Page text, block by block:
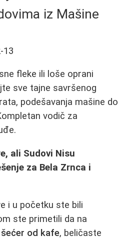
iz Mašine
13
fleke ili loše oprani
sve tajne savršenog
podešavanja mašine do
vodič za
ali Sudovi Nisu
za Bela Zrnca i
i u početku ste bili
ste primetili da na
od kafe, beličaste